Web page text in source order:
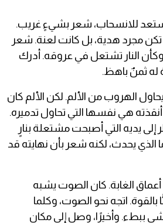
للانسحاب، شعر بشيءٍ غريب.
تكن مجرد هدية، بل كانت لعنة. شعر
النار تشتعل في عروقه. أدرك
له ثمنٌ باهظ.
يحاول الهروب من الألم. لكن الألم كان
أنقذته هي نفسها التي تحاول تدميره.
يديه التي أصبحت مشتعلة بنارٍ
يحدث، لكنه شعر بأن نهايته قد
الغابة. كان الصوت يشبه
اتجه نحو الصوت، وكلما
ببطء. وأخيرًا، وصل إلى مكان